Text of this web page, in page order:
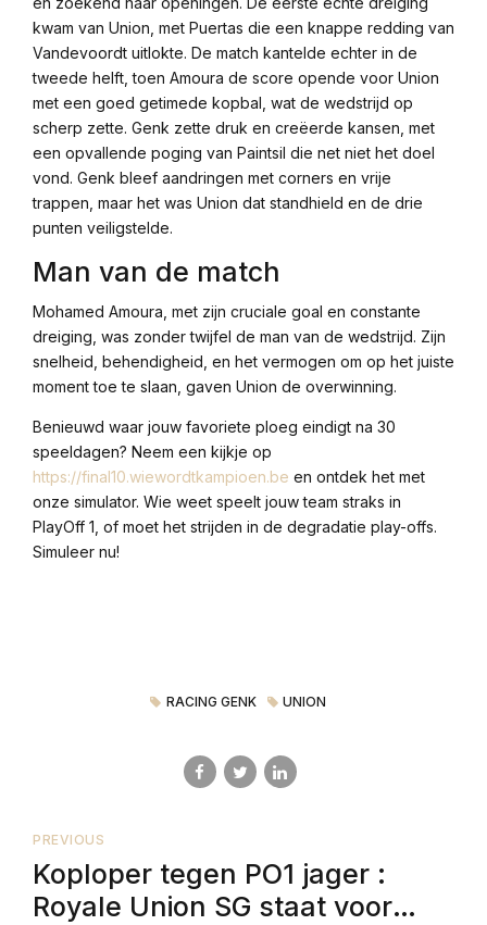
kwam van Union, met Puertas die een knappe redding van
Vandevoordt uitlokte. De match kantelde echter in de
tweede helft, toen Amoura de score opende voor Union
met een goed getimede kopbal, wat de wedstrijd op
scherp zette. Genk zette druk en creëerde kansen, met
een opvallende poging van Paintsil die net niet het doel
vond. Genk bleef aandringen met corners en vrije
trappen, maar het was Union dat standhield en de drie
punten veiligstelde.
Man van de match
Mohamed Amoura, met zijn cruciale goal en constante
dreiging, was zonder twijfel de man van de wedstrijd. Zijn
snelheid, behendigheid, en het vermogen om op het juiste
moment toe te slaan, gaven Union de overwinning.
Benieuwd waar jouw favoriete ploeg eindigt na 30
speeldagen? Neem een kijkje op
https://final10.wiewordtkampioen.be en ontdek het met
onze simulator. Wie weet speelt jouw team straks in
PlayOff 1, of moet het strijden in de degradatie play-offs.
Simuleer nu!
RACING GENK UNION
PREVIOUS
Koploper tegen PO1 jager :
Royale Union SG staat voor